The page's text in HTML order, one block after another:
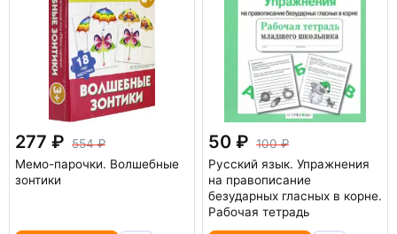
277
554
Мемо-парочки. Волшебные
зонтики
50
100
Русский язык. Упражнения
на правописание
безударных гласных в корне.
Рабочая тетрадь